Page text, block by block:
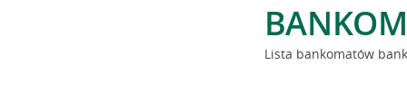
Lista bankomatów